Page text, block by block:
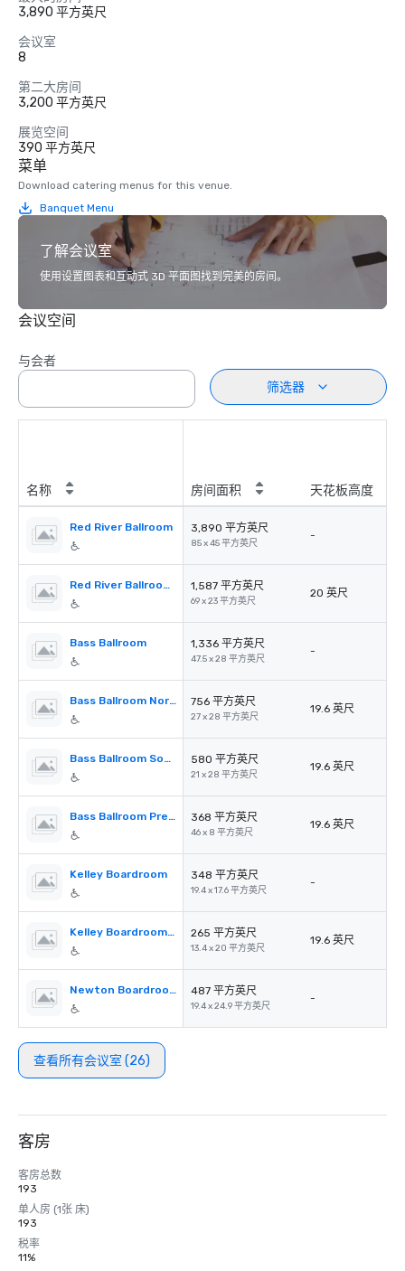
3,890 平方英尺
会议室
8
第二大房间
3,200 平方英尺
展览空间
390 平方英尺
菜单
Download catering menus for this venue.
Banquet Menu
了解会议室
使用设置图表和互动式 3D 平面图找到完美的房间。
会议空间
与会者
筛选器
名称 房间面积 天花板高度
Red River Ballroom 3,890 平方英尺
85 x 45 平方英尺
-
Red River Ballroom Prefunction 1,587 平方英尺
69 x 23 平方英尺
20 英尺
Bass Ballroom 1,336 平方英尺
47.5 x 28 平方英尺
-
Bass Ballroom North 756 平方英尺
27 x 28 平方英尺
19.6 英尺
Bass Ballroom South 580 平方英尺
21 x 28 平方英尺
19.6 英尺
Bass Ballroom Prefunction Space 368 平方英尺
46 x 8 平方英尺
19.6 英尺
Kelley Boardroom 348 平方英尺
19.4 x 17.6 平方英尺
-
Kelley Boardroom Prefunction 265 平方英尺
13.4 x 20 平方英尺
19.6 英尺
Newton Boardroom 487 平方英尺
19.4 x 24.9 平方英尺
-
查看所有会议室 (26)
客房
客房总数
193
单人房 (1张 床)
193
税率
11%